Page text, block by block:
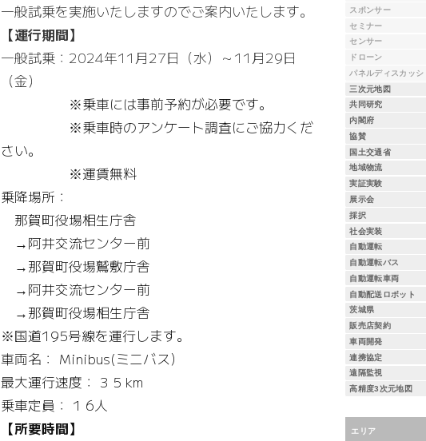
一般試乗を実施いたしますのでご案内いたします。
【運行期間】
一般試乗：2024年11月27日（水）～11月29日
（金）
※乗車には事前予約が必要です。
※乗車時のアンケート調査にご協力くだ
さい。
※運賃無料
乗降場所：
那賀町役場相生庁舎
→阿井交流センター前
→那賀町役場鷲敷庁舎
→阿井交流センター前
→那賀町役場相生庁舎
※国道195号線を運行します。
車両名： Minibus(ミニバス）
最大運行速度： 3 5 km
乗車定員： 1 6人
【所要時間】
スポンサー
セミナー
センサー
ドローン
パネルディスカッシ
三次元地図
共同研究
内閣府
協賛
国土交通省
地域物流
実証実験
展示会
採択
社会実装
自動運転
自動運転バス
自動運転車両
自動配送ロボット
茨城県
販売店契約
車両開発
連携協定
遠隔監視
高精度3次元地図
エリア